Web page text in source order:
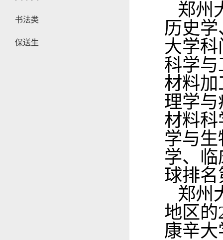
书法类
保送生
郑州
历史
大学
科学
材料
理学
材料
学与
学、
球排名
郑州
地区的
康辛